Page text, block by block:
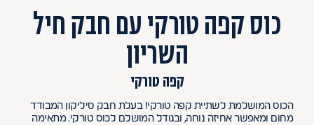
כוס קפה טורקי עם חבק חיל
השריון
קפה טורקי
הכוס המושלמת לשתיית קפה טורקי! בעלת חבק סיליקון המבודד
מחום ומאפשר אחיזה נוחה, ובגודל המושלם לכוס טורקי. מתאימה